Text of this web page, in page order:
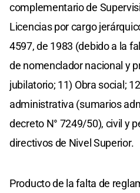
complementario de
Licencias por cargo
4597, de 1983 (debido a la
de nomenclador nacional y
jubilatorio; 11) Obra social;
administrativa (sumarios
decreto N° 7249/50), civil y
directivos de Nivel Superior.
Producto de la falta de